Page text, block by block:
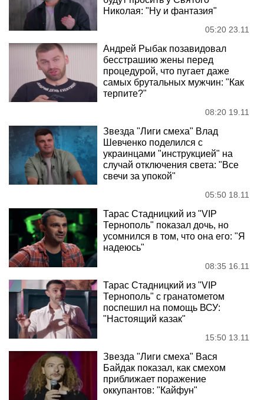
Николая: "Ну и фантазия"
05:20 23.11
Андрей Рыбак позавидовал
бесстрашию жены перед
процедурой, что пугает даже
самых брутальных мужчин: "Как
терпите?"
08:20 19.11
Звезда "Лиги смеха" Влад
Шевченко поделился с
украинцами "инструкцией" на
случай отключения света: "Все
свечи за упокой"
05:50 18.11
Тарас Стадницкий из "VIP
Тернополь" показал дочь, но
усомнился в том, что она его: "Я
надеюсь"
08:35 16.11
Тарас Стадницкий из "VIP
Тернополь" с гранатометом
поспешил на помощь ВСУ:
"Настоящий казак"
15:50 13.11
Звезда "Лиги смеха" Вася
Байдак показал, как смехом
приближает поражение
оккупантов: "Кайфун"